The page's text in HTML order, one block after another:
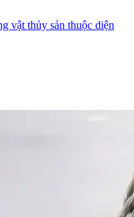
vật thủy sản thuộc diện